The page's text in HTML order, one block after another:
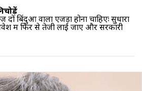
बिंदुओं वाला एजेंडा होना चाहिएः सुधारों
में फिर से तेजी लाई जाए और सरकारी